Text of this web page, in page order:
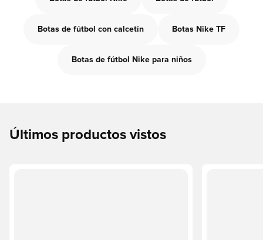
Botas de fútbol con calcetín Botas Nike TF
Botas de fútbol Nike para niños
Últimos productos vistos